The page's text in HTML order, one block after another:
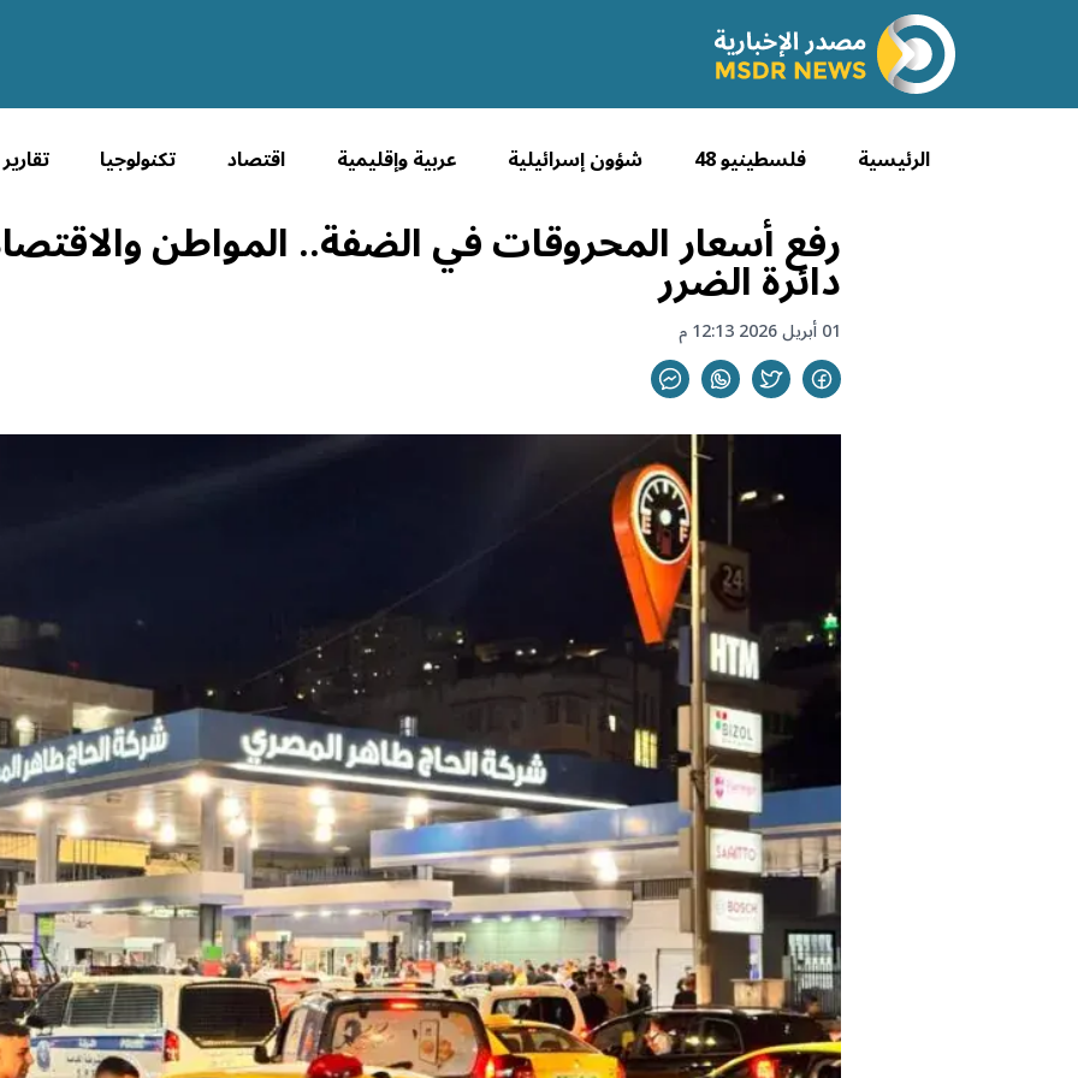
الرئيسية فلسطينيو 48 شؤون إسرائيلية عربية وإقليمية اقتصاد تكنولوجيا
رفع أسعار المحروقات في الضفة.. المواطن
دائرة الضرر
01 أبريل 2026 12:13 م